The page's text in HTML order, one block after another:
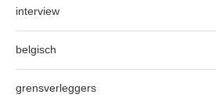
interview
belgisch
grensverleggers